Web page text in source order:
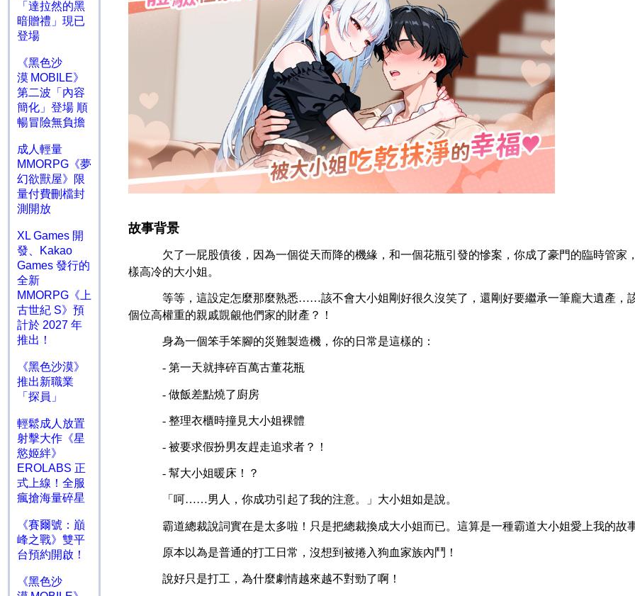
「達拉然的黑
暗贈禮」現已
登場
《黑色沙
漠 MOBILE》
第二波「內容
簡化」登場 順
暢冒險無負擔
成人輕量
MMORPG《夢
幻欲獸屋》限
量付費刪檔封
測開放
XL Games 開
發、Kakao
Games 發行的
全新
MMORPG《上
古世紀 S》預
計於 2027 年
推出！
《黑色沙漠》
推出新職業
「探員」
輕鬆成人放置
射擊大作《星
慾姬絆》
EROLABS 正
式上線！全服
瘋搶海量碎星
《賽爾號：巔
峰之戰》雙平
台預約開啟！
《黑色沙
故事背景
欠了一屁股債後，因為一個從天而降的機緣，和一個花瓶引發的慘案，你成了豪門的臨時管家
樣高冷的大小姐。
等等，這設定怎麼那麼熟悉……該不會大小姐剛好很久沒笑了，還剛好要繼承一筆龐大遺產，
個位高權重的親戚覬覦他們家的財產？！
身為一個笨手笨腳的災難製造機，你的日常是這樣的：
- 第一天就摔碎百萬古董花瓶
- 做飯差點燒了廚房
- 整理衣櫃時撞見大小姐裸體
- 被要求假扮男友趕走追求者？！
- 幫大小姐暖床！？
「呵……男人，你成功引起了我的注意。」大小姐如是說。
霸道總裁說詞實在是太多啦！只是把總裁換成大小姐而已。這算是一種霸道大小姐愛上我的故
原本以為是普通的打工日常，沒想到被捲入狗血家族內鬥！
說好只是打工，為什麼劇情越來越不對勁了啊！